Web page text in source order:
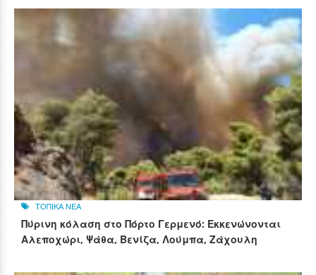
ΤΟΠΙΚΑ ΝΕΑ
Πύρινη κόλαση στο Πόρτο Γερμενό: Εκκενώνονται
Αλεποχώρι, Ψάθα, Βενίζα, Λούμπα, Ζάχουλη